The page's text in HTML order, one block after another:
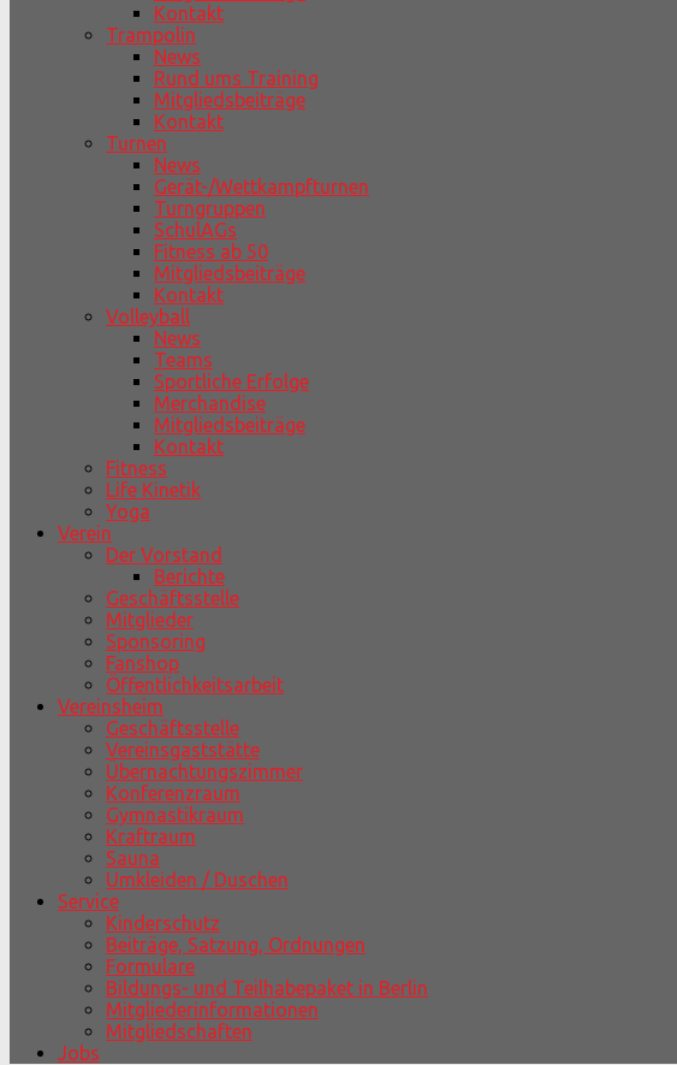
Kontakt
Trampolin
News
Rund ums Training
Mitgliedsbeiträge
Kontakt
Turnen
News
Gerät-/Wettkampfturnen
Turngruppen
SchulAGs
Fitness ab 50
Mitgliedsbeiträge
Kontakt
Volleyball
News
Teams
Sportliche Erfolge
Merchandise
Mitgliedsbeiträge
Kontakt
Fitness
Life Kinetik
Yoga
Verein
Der Vorstand
Berichte
Geschäftsstelle
Mitglieder
Sponsoring
Fanshop
Öffentlichkeitsarbeit
Vereinsheim
Geschäftsstelle
Vereinsgaststätte
Übernachtungszimmer
Konferenzraum
Gymnastikraum
Kraftraum
Sauna
Umkleiden / Duschen
Service
Kinderschutz
Beiträge, Satzung, Ordnungen
Formulare
Bildungs- und Teilhabepaket in Berlin
Mitgliederinformationen
Mitgliedschaften
Jobs